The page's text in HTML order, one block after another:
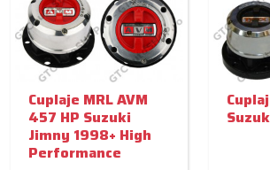
Cuplaje MRL AVM
457 HP Suzuki
Jimny 1998+ High
Performance